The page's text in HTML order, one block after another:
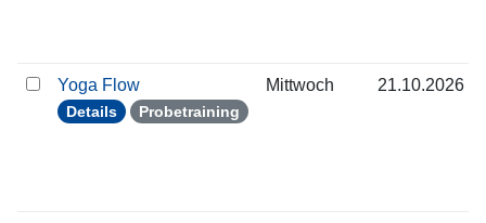
Yoga Flow
Details Probetraining
Mittwoch 21.10.2026